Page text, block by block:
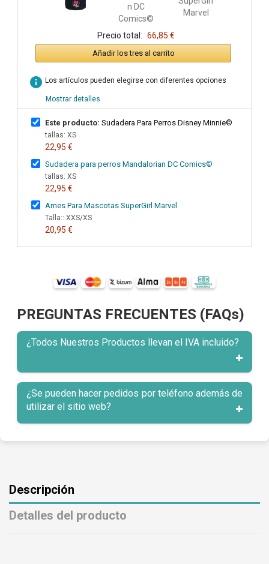
Precio total: 66,85 €
Añadir los tres al carrito
info Los artículos pueden elegirse con diferentes opciones
Mostrar detalles
Este producto: Sudadera Para Perros Disney Minnie©
tallas: XS
22,95 €
Sudadera para perros Mandalorian DC Comics©
tallas: XS
22,95 €
Arnes Para Mascotas SuperGirl Marvel
Talla:: XXS/XS
20,95 €
PREGUNTAS FRECUENTES (FAQs)
¿Todos Nuestros Productos llevan el IVA incluido?
¿Se pueden hacer pedidos por teléfono además de
utilizar el sitio web?
Descripción
Detalles del producto